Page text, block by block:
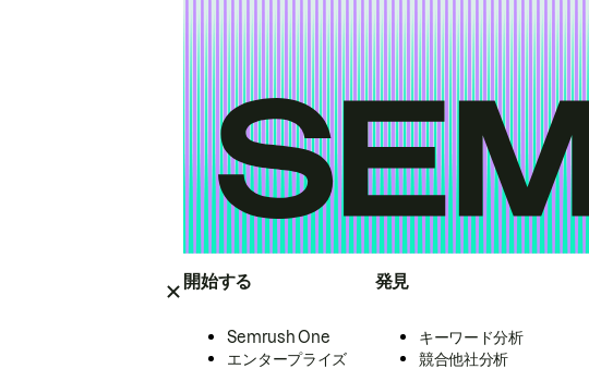
開始する
Semrush One
エンタープライズ
発見
キーワード分析
競合他社分析